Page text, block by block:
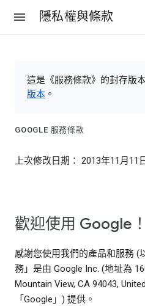
隱私權與條款
這是《服務條款》的封存版
版本 。
GOOGLE 服務條款
上次修改日期： 2013年11月11
歡迎使用 Google！
感謝您使用我們的產品和服務 (
務」是由 Google Inc. (地址為
Mountain View, CA 94043,
「Google」) 提供。